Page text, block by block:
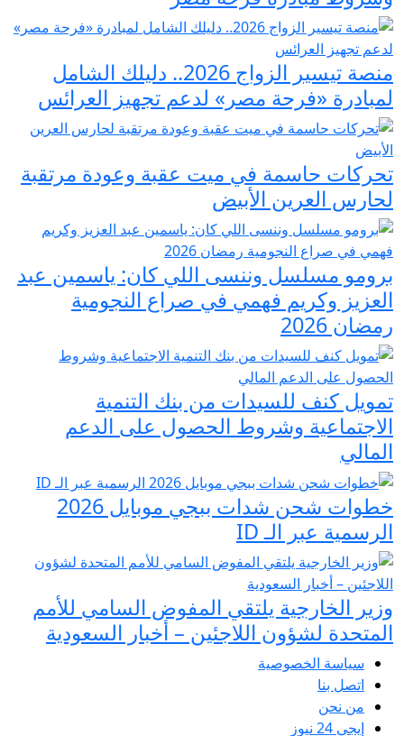
منصة تيسير الزواج 2026.. دليلك الشامل
لمبادرة «فرحة مصر» لدعم تجهيز العرائس
تحركات حاسمة في ميت عقبة وعودة مرتقبة
لحارس العرين الأبيض
برومو مسلسل وننسى اللي كان: ياسمين عبد
العزيز وكريم فهمي في صراع النجومية
رمضان 2026
تمويل كنف للسيدات من بنك التنمية
الاجتماعية وشروط الحصول على الدعم
المالي
خطوات شحن شدات ببجي موبايل 2026
الرسمية عبر الـ ID
وزير الخارجية يلتقي المفوض السامي للأمم
المتحدة لشؤون اللاجئين – أخبار السعودية
سياسة الخصوصية
اتصل بنا
من نحن
إيجي 24 نيوز